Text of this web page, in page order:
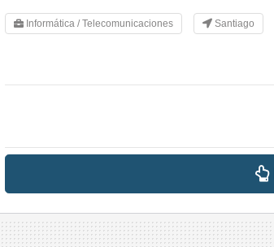
Informática / Telecomunicaciones Santiago